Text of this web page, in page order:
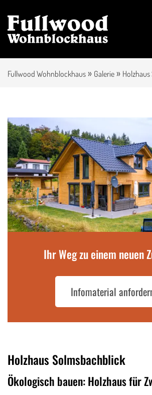
Fullwood Wohnblockhaus » Galerie »
Ihr Weg zu einem neuen
Infomaterial
Holzhaus Solmsbachblick
Ökologisch bauen: Holzhaus für